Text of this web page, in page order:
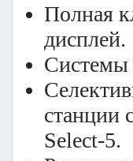
Полная
дисплей.
Системы
станции
Select-5.